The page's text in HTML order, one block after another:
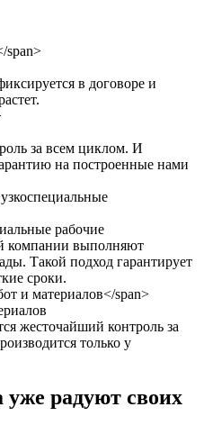
в договоре и
за всем циклом. И
на построенные нами
рабочие
компании выполняют
Такой подход гарантирует
сроки.
жесточайший контроль за
только у
уже радуют своих